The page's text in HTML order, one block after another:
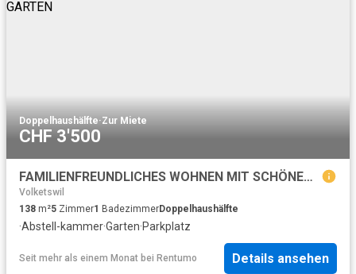
Doppelhaushälfte·Zur Miete
CHF 3'500
FAMILIENFREUNDLICHES WOHNEN MIT SCHÖNEM GARTEN
Volketswil
138 m²5 Zimmer1 BadezimmerDoppelhaushälfte
·Abstell-kammer·Garten·Parkplatz
Seit mehr als einem Monat bei Rentumo Details ansehen